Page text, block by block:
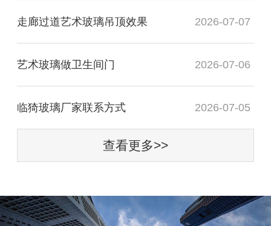
走廊过道艺术玻璃吊顶效果 2026-07-07
艺术玻璃做卫生间门 2026-07-06
临猗玻璃厂家联系方式 2026-07-05
查看更多>>